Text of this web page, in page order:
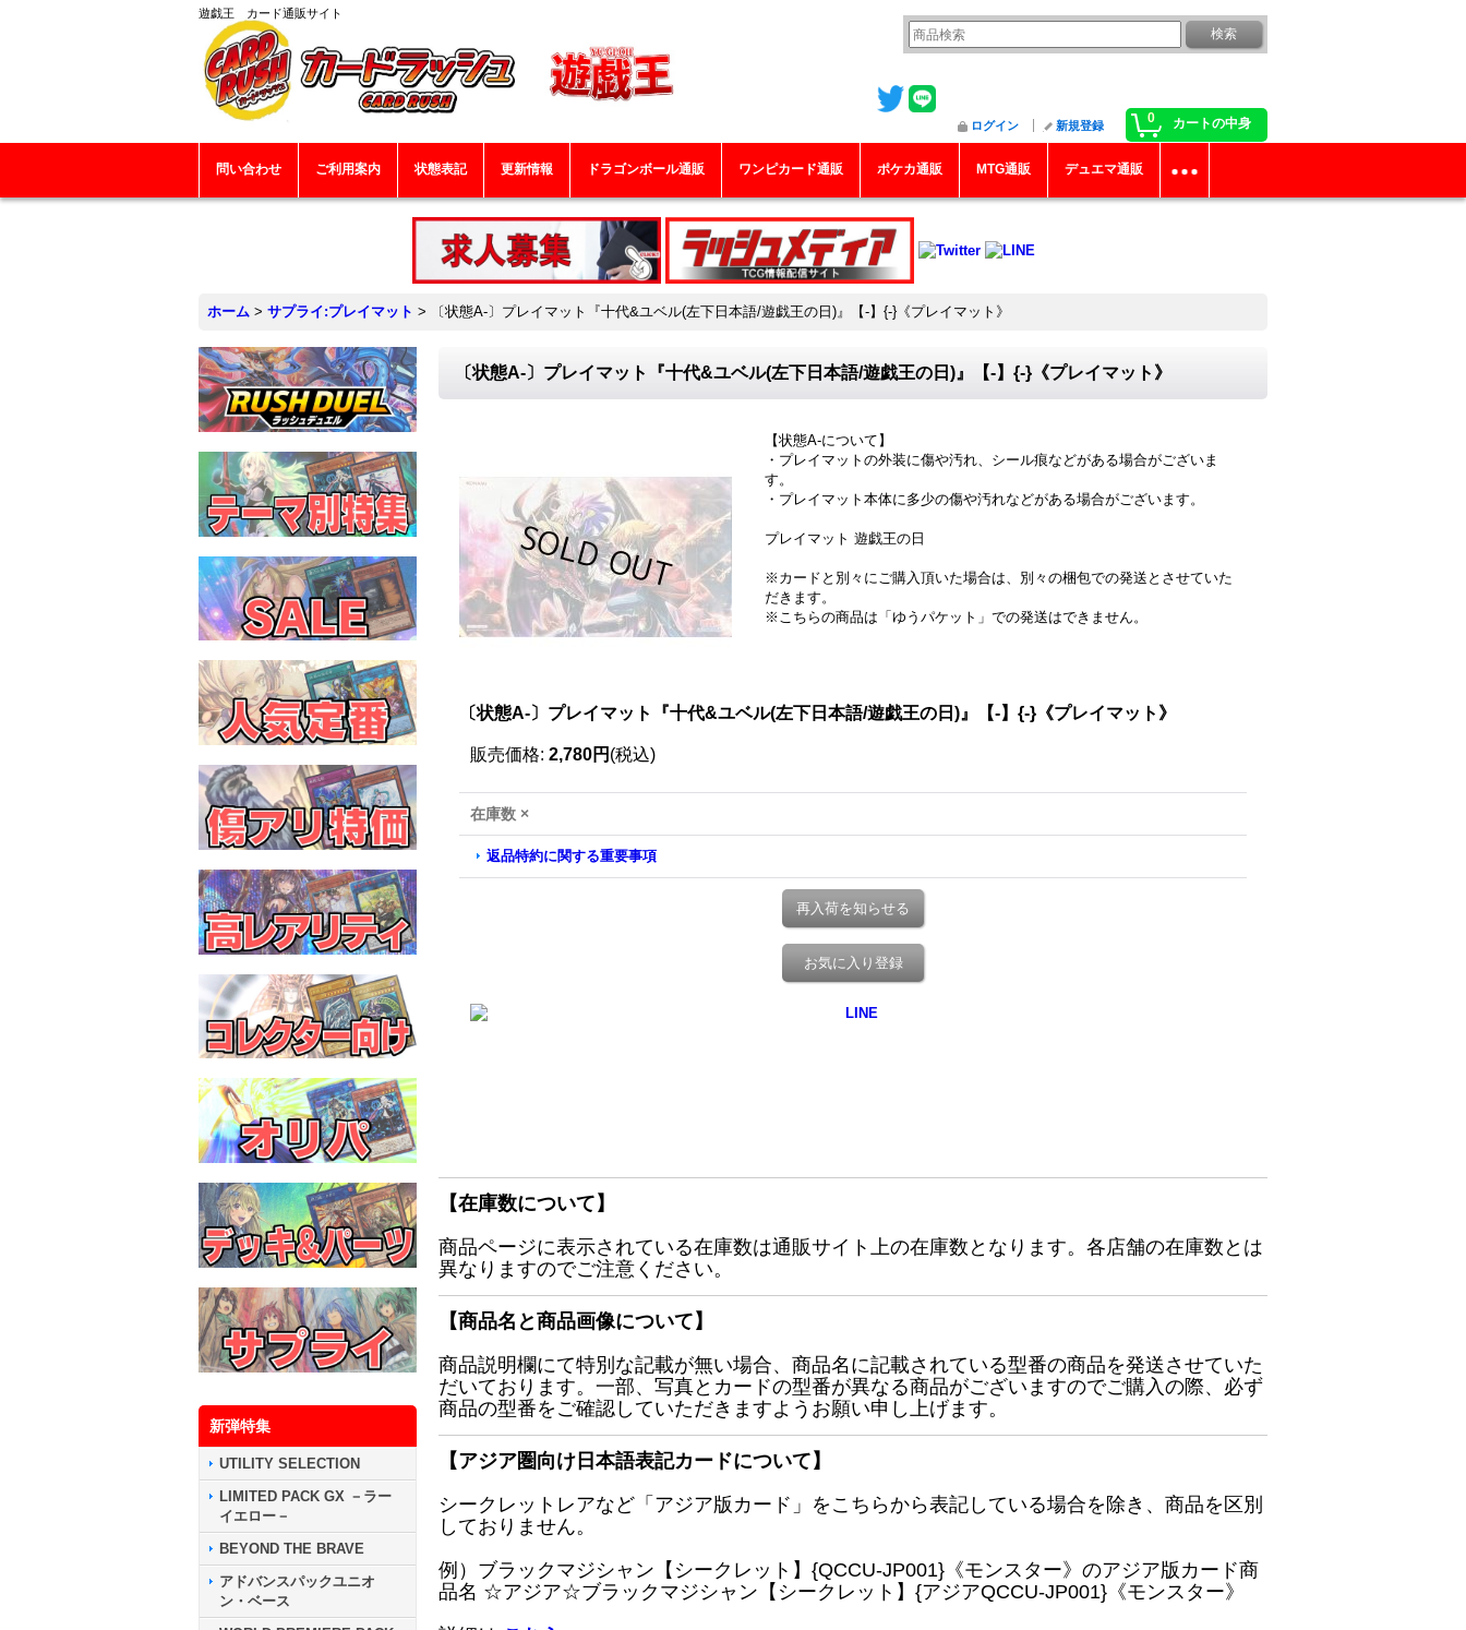
遊戯王 カード通販サイト
0 カートの中身
ログイン 新規登録
問い合わせ ご利用案内 状態表記 更新情報 ドラゴンボール通販 ワンピカード通販 ポケカ通販 MTG通販 デュエマ通販
ホーム > サプライ:プレイマット > 〔状態A-〕プレイマット『十代&ユベル(左下日本語/遊戯王の日)』【-】{-}《プレイマット》
新弾特集
UTILITY SELECTION
LIMITED PACK GX －ラー
イエロー－
BEYOND THE BRAVE
アドバンスパックユニオ
ン・ベース
〔状態A-〕プレイマット『十代&ユベル(左下日本語/遊戯王の日)』【-】{-}《プレイマット》
【状態A-について】
・プレイマットの外装に傷や汚れ、シール痕などがある場合がございま
す。
・プレイマット本体に多少の傷や汚れなどがある場合がございます。
プレイマット 遊戯王の日
※カードと別々にご購入頂いた場合は、別々の梱包での発送とさせていた
だきます。
※こちらの商品は「ゆうパケット」での発送はできません。
〔状態A-〕プレイマット『十代&ユベル(左下日本語/遊戯王の日)』【-】{-}《プレイマット》
販売価格: 2,780円 (税込)
在庫数 ×
返品特約に関する重要事項
再入荷を知らせる
お気に入り登録
【在庫数について】
商品ページに表示されている在庫数は通販サイト上の在庫数となります。各店舗の在庫数とは
異なりますのでご注意ください。
【商品名と商品画像について】
商品説明欄にて特別な記載が無い場合、商品名に記載されている型番の商品を発送させていた
だいております。一部、写真とカードの型番が異なる商品がございますのでご購入の際、必ず
商品の型番をご確認していただきますようお願い申し上げます。
【アジア圏向け日本語表記カードについて】
シークレットレアなど「アジア版カード」をこちらから表記している場合を除き、商品を区別
しておりません。
例）ブラックマジシャン【シークレット】{QCCU-JP001}《モンスター》のアジア版カード商
品名 ☆アジア☆ブラックマジシャン【シークレット】{アジアQCCU-JP001}《モンスター》